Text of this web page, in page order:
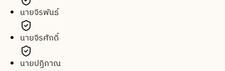
นายจิรพันธ์
นายจิรศักดิ์
นายปฏิภาณ